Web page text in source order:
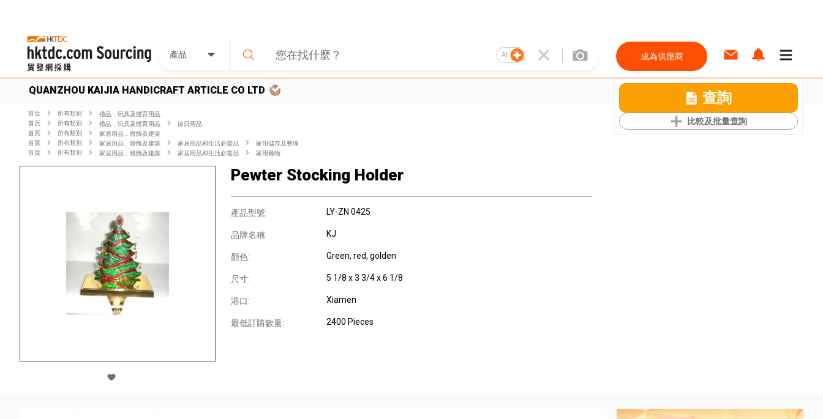
產品 AI 成為供應商
QUANZHOU KAIJIA HANDICRAFT ARTICLE CO LTD 查詢
比較及批量查詢
首頁 所有類別
禮品，玩具及體育用品
首頁
所有類別 禮品，玩具及體育用品
節日用品
首頁
所有類別
家居用品，燈飾及建築
首頁
所有類別 家居用品，燈飾及建築 家居用品和生活必需品
家用儲存及整理
首頁
所有類別 家居用品，燈飾及建築 家居用品和生活必需品 家用雜物
Pewter Stocking Holder
產品型號: LY-ZN 0425
品牌名稱: KJ
顏色: Green, red, golden
尺寸: 5 1/8 x 3 3/4 x 6 1/8
港口: Xiamen
最低訂購數量: 2400 Pieces